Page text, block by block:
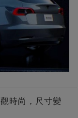
時尚，尺寸變